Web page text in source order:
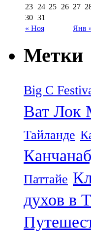
« Ноя Янв
23 24 25 26 27
30 31
Метки
Big C
Ват Лок
Тайланде
Паттайе
духов в